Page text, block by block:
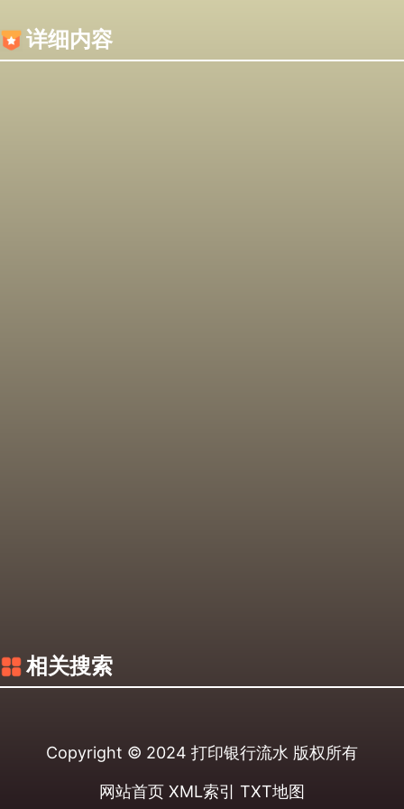
详细内容
相关搜索
Copyright © 2024 打印银行流水 版权所有
网站首页 XML索引 TXT地图